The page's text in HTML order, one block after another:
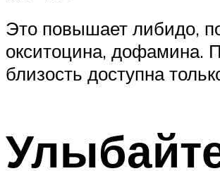
Это повышает либидо,
окситоцина, дофамина.
близость доступна